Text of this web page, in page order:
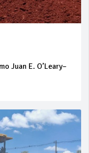
Juan E. O’Leary–